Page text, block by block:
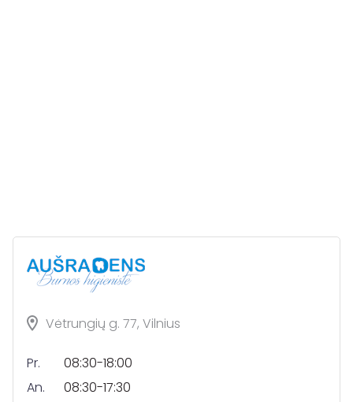
Vėtrungių g. 77, Vilnius
Pr.
08:30-18:00
An.
08:30-17:30